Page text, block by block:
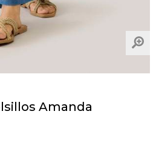
Amanda